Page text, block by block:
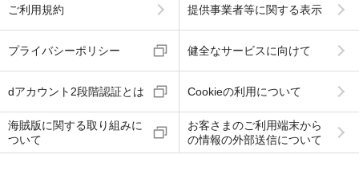
ご利用規約 提供事業者等に関する表示
プライバシーポリシー 健全なサービスに向けて
dアカウント2段階認証とは Cookieの利用について
海賊版に関する取り組みに
ついて
お客さまのご利用端末から
の情報の外部送信について